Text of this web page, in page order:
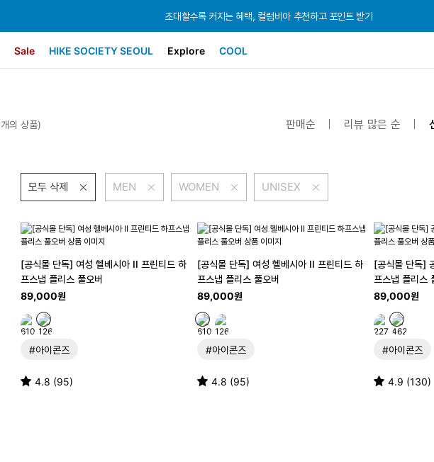
초대할수록 커지는 혜택, 컬럼비아 추천하고 포인트 받기
초대할수록 커지는 혜택, 컬럼비아 추천하고 포인트 받기
초대할수록 커지는 혜택, 컬럼비아 추천하고 포인트 받기
Sale HIKE SOCIETY SEOUL Explore COOL
의 상품) 판매순 리뷰 많은 순
모두 삭제 MEN WOMEN UNISEX
[공식몰 단독] 여성 헬베시아 II 프린티드 하
프스냅 플리스 풀오버
89,000원
#아이콘즈
4.8 (95)
[공식몰 단독] 여성 헬베시아 II 프린티드 하
프스냅 플리스 풀오버
89,000원
#아이콘즈
4.8 (95)
[공식몰 단독]
프스냅 플리스
89,000원
#아이콘즈
4.9 (130)